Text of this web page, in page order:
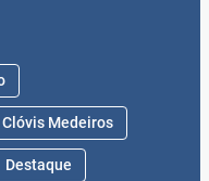
Clóvis Medeiros
Destaque